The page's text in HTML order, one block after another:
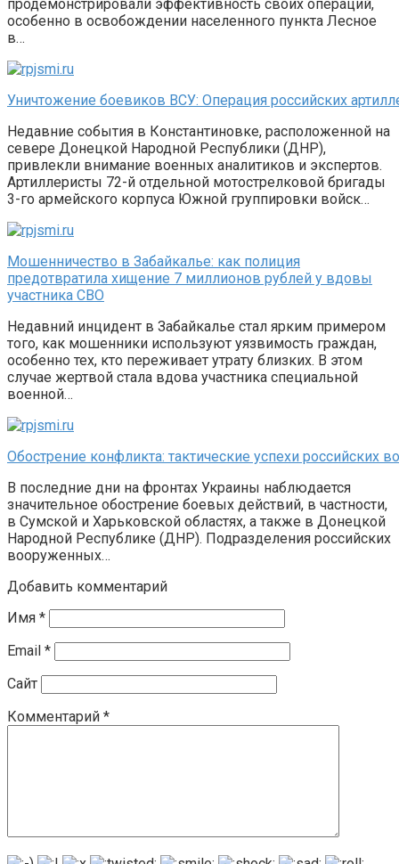
продемонстрировали эффективность своих операций,
особенно в освобождении населенного пункта Лесное
в…
Уничтожение боевиков ВСУ: Операция российских
Недавние события в Константиновке, расположенной на
севере Донецкой Народной Республики (ДНР),
привлекли внимание военных аналитиков и экспертов.
Артиллеристы 72-й отдельной мотострелковой бригады
3-го армейского корпуса Южной группировки войск…
Мошенничество в Забайкалье: как полиция
предотвратила хищение 7 миллионов рублей у вдовы
участника СВО
Недавний инцидент в Забайкалье стал ярким примером
того, как мошенники используют уязвимость граждан,
особенно тех, кто переживает утрату близких. В этом
случае жертвой стала вдова участника специальной
военной…
Обострение конфликта: тактические успехи российских
В последние дни на фронтах Украины наблюдается
значительное обострение боевых действий, в частности,
в Сумской и Харьковской областях, а также в Донецкой
Народной Республике (ДНР). Подразделения российских
вооруженных…
Добавить комментарий
Имя *
Email *
Сайт
Комментарий *